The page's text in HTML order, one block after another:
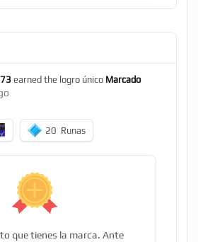
earned the logro único Marcado
20 Runas
que tienes la marca. Ante